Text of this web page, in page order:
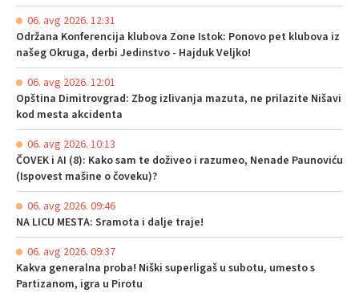
06. avg 2026. 12:31
Održana Konferencija klubova Zone Istok: Ponovo pet klubova iz
našeg Okruga, derbi Jedinstvo - Hajduk Veljko!
06. avg 2026. 12:01
Opština Dimitrovgrad: Zbog izlivanja mazuta, ne prilazite Nišavi
kod mesta akcidenta
06. avg 2026. 10:13
ČOVEK i AI (8): Kako sam te doživeo i razumeo, Nenade Paunoviću
(Ispovest mašine o čoveku)?
06. avg 2026. 09:46
NA LICU MESTA: Sramota i dalje traje!
06. avg 2026. 09:37
Kakva generalna proba! Niški superligaš u subotu, umesto s
Partizanom, igra u Pirotu